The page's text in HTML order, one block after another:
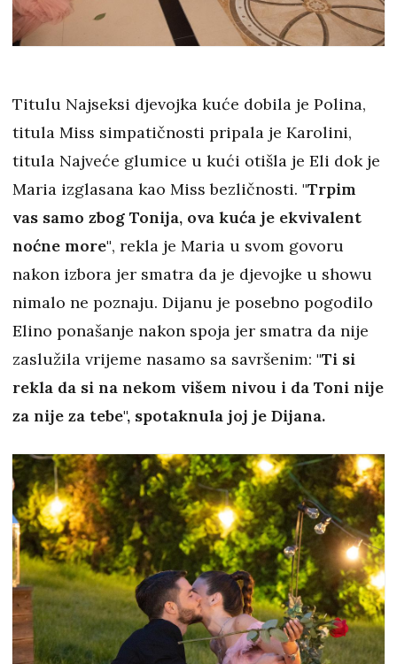
Titulu Najseksi djevojka kuće dobila je Polina,
titula Miss simpatičnosti pripala je Karolini,
titula Najveće glumice u kući otišla je Eli dok je
Maria izglasana kao Miss bezličnosti. "Trpim
vas samo zbog Tonija, ova kuća je ekvivalent
noćne more", rekla je Maria u svom govoru
nakon izbora jer smatra da je djevojke u showu
nimalo ne poznaju. Dijanu je posebno pogodilo
Elino ponašanje nakon spoja jer smatra da nije
zaslužila vrijeme nasamo sa savršenim: "Ti si
rekla da si na nekom višem nivou i da Toni nije
za nije za tebe", spotaknula joj je Dijana.